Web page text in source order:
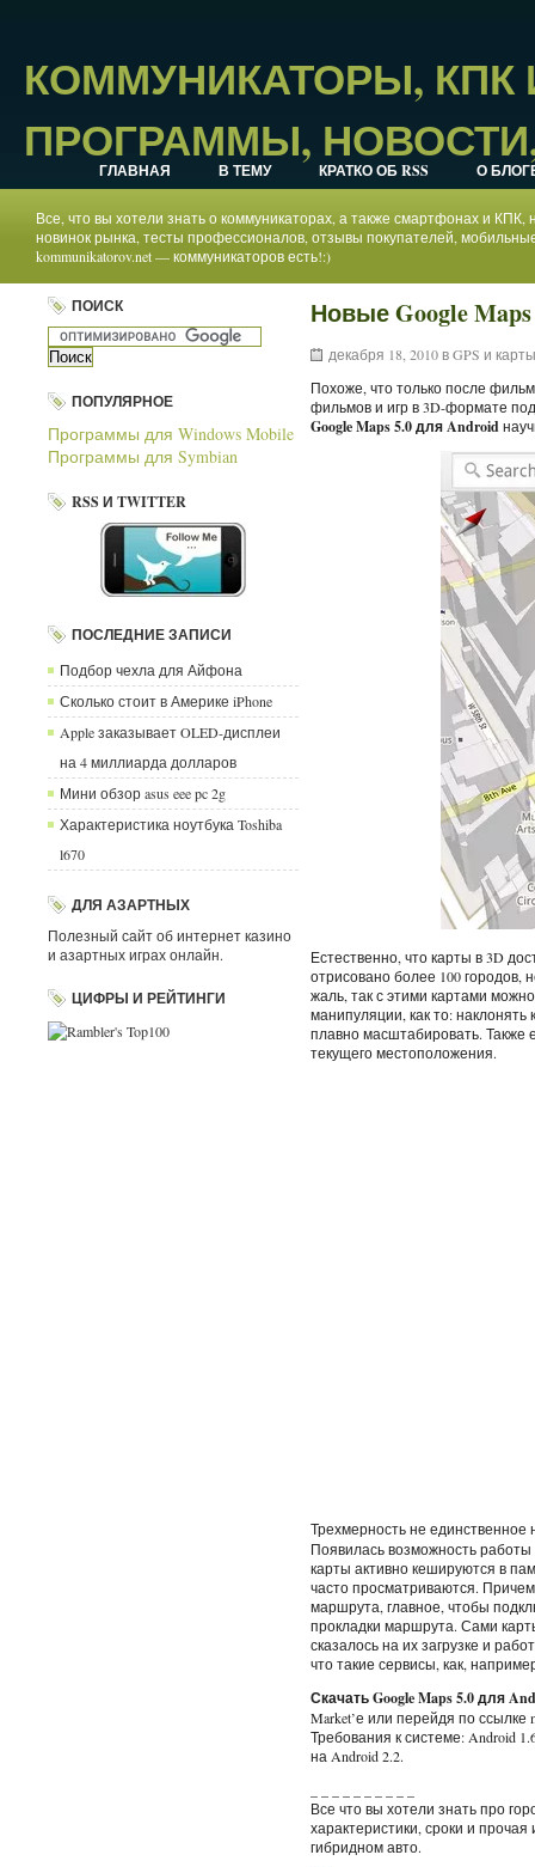
КОММУНИКАТОРЫ,
ПРОГРАММЫ,
ГЛАВНАЯ В ТЕМУ КРАТКО ОБ RSS О
Все, что вы хотели знать о коммуникаторах, а также смартфонах и
новинок рынка, тесты профессионалов, отзывы покупателей,
kommunikatorov.net — коммуникаторов есть!:)
ПОИСК
ПОПУЛЯРНОЕ
Программы для Windows Mobile
Программы для Symbian
RSS И TWITTER
ПОСЛЕДНИЕ ЗАПИСИ
Подбор чехла для Айфона
Сколько стоит в Америке iPhone
Apple заказывает OLED-дисплеи
на 4 миллиарда долларов
Мини обзор asus eee pc 2g
Характеристика ноутбука Toshiba
l670
ДЛЯ АЗАРТНЫХ
Полезный сайт об интернет казино
и азартных играх онлайн.
ЦИФРЫ И РЕЙТИНГИ
Новые Google
декабря 18, 2010 вGPS и карты
Похоже, что только после
фильмов и игр в 3D-формате
Google Maps 5.0 для Android
Естественно, что карты в 3D
отрисовано более 100 городов,
жаль, так с этими картами
манипуляции, как то:
плавно масштабировать. Также
текущего местоположения.
Трехмерность не
Появилась возможность
карты активно кешируются в
часто просматриваются.
маршрута, главное, чтобы
прокладки маршрута. Сами
сказалось на их загрузке и
что такие сервисы, как,
Скачать Google Maps 5.0 для
Market’е или перейдя по ссылке
Требования к системе: Android
на Android 2.2.
Все что вы хотели знать про
характеристики, сроки и
гибридном авто.